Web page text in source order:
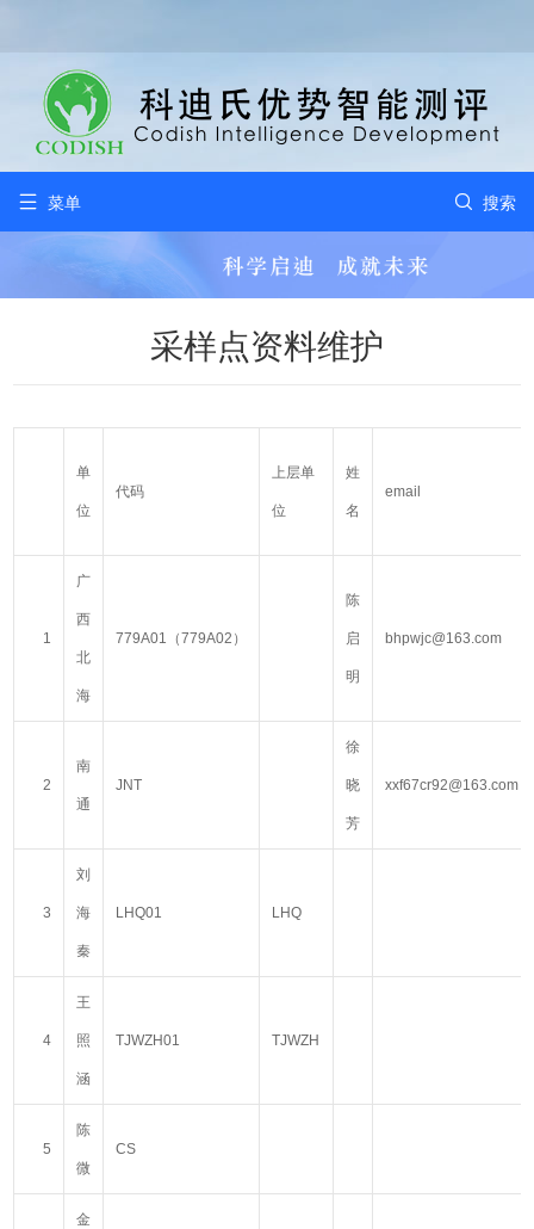
 菜单  搜索
采样点资料维护
单
位
代码
上层单
位
姓
名
email
1
广
西
北
海
779A01（779A02）
陈
启
明
bhpwjc@163.com
2
南
通
JNT
徐
晓
芳
xxf67cr92@163.com
3
刘
海
秦
LHQ01 LHQ
4
王
照
涵
TJWZH01 TJWZH
5
陈
微
CS
金